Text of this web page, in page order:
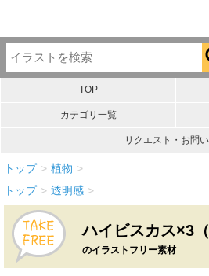
TOP
カテゴリ一覧
リクエスト・お問
トップ > 植物 >
トップ > 透明感 >
ハイビスカス×3（
のイラストフリー素材